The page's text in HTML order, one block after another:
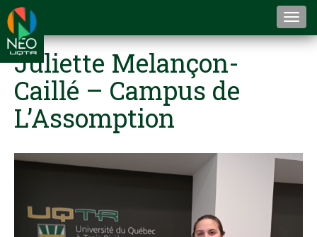
Juliette Melançon-
Caillé – Campus de
L’Assomption